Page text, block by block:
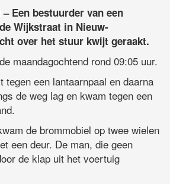
Een bestuurder van een
Wijkstraat in Nieuw-
over het stuur kwijt geraakt.
maandagochtend rond 09:05 uur.
tegen een lantaarnpaal en daarna
de weg lag en kwam tegen een
de brommobiel op twee wielen
een deur. De man, die geen
de klap uit het voertuig